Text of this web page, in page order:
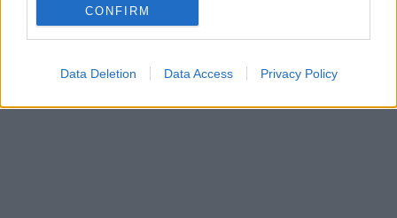
CONFIRM
Data Deletion Data Access Privacy Policy